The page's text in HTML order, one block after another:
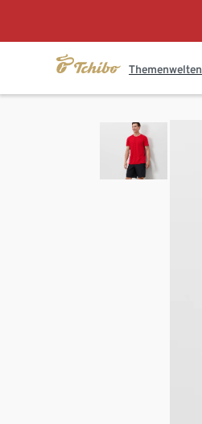
Themenwelten